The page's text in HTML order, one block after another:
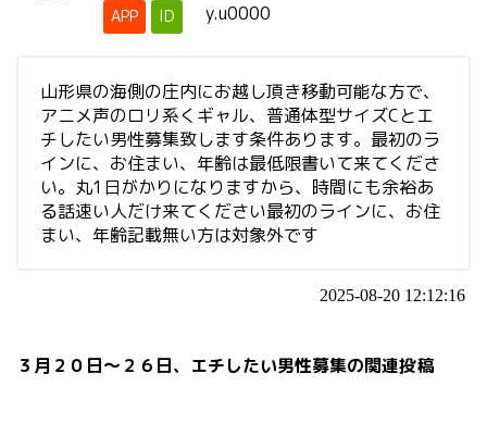
APP ID y.u0000
山形県の海側の庄内にお越し頂き移動可能な方で、
アニメ声のロリ系くギャル、普通体型サイズCとエ
チしたい男性募集致します条件あります。最初のラ
インに、お住まい、年齢は最低限書いて来てくださ
い。丸1日がかりになりますから、時間にも余裕あ
る話速い人だけ来てください最初のラインに、お住
まい、年齢記載無い方は対象外です
2025-08-20 12:12:16
３月２０日～２６日、エチしたい男性募集の関連投稿